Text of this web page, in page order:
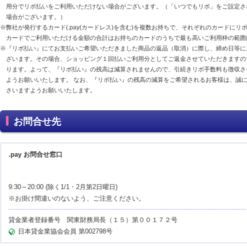
用分でリボ払いをご利用いただけない場合がございます。（「いつでもリボ」をご設定
場合がございます。）
※弊社が発行するカード(.pay(カードレス)を含む)を複数お持ちで、それぞれのカードにリ
カードでご利用いただける金額の合計はお持ちのカードのうちで最も高いご利用枠の範
※『リボ払い』にてお支払いご希望いただきました商品の返品（取消）に際し、締め日等
ざいます。その場合、ショッピング１回払いご利用分としてご返金させていただきます
ります。よって、『リボ払い』の残高は減算されませんので、引続きリボ手数料も徴収
ようお願いいたします。 なお、『リボ払い』の残高の減算をご希望されるお客様は、誠
さいますようお願いいたします。
お問合せ先
.pay お問合せ窓口
9:30～20:00 (除く1/1・2月第2日曜日)
※お掛け間違いのないよう、ご注意ください。
貸金業者登録番号 関東財務局長（１５）第００１７２号
日本貸金業協会会員 第002798号